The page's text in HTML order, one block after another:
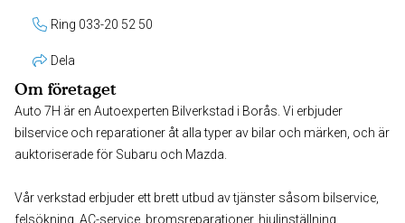
Ring 033-20 52 50
Dela
Om företaget
Auto 7H är en Autoexperten Bilverkstad i Borås. Vi erbjuder
bilservice och reparationer åt alla typer av bilar och märken, och är
auktoriserade för Subaru och Mazda.
Vår verkstad erbjuder ett brett utbud av tjänster såsom bilservice,
felsökning, AC-service, bromsreparationer, hjulinställning,